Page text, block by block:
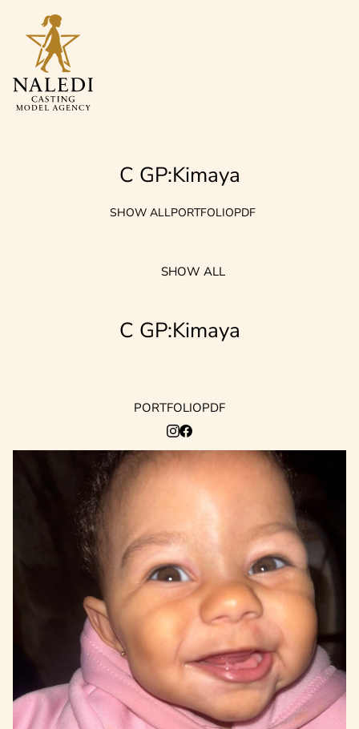
C GP:Kimaya
SHOW ALLPORTFOLIOPDF
SHOW ALL
C GP:Kimaya
PORTFOLIOPDF